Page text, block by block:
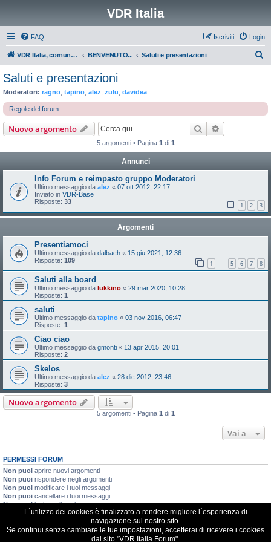
VDR Italia
FAQ Login
Iscriviti
VDR Italia, comunità italiana utilizzatori VDR BENVENUTO... Saluti e presentazioni
a
Saluti e presentazioni
Moderatori: ragno tapino alez zulu davidea
Regole del forum
Nuovo argomento Cerca
5 argomenti • Pagina 1 di 1
Annunci
Info Forum e reimpasto gruppo Moderatori
Ultimo messaggio da alez « 07 ott 2012, 22:17
Inviato in VDR-Base
Risposte: 33 1 2 3
Argomenti
Presentiamoci
Ultimo messaggio da dalbach « 15 giu 2021, 12:36
Risposte: 109 1 5 6 7 8
Saluti alla board
Ultimo messaggio da lukkino « 29 mar 2020, 10:28
Risposte: 1
saluti
Ultimo messaggio da tapino « 03 nov 2016, 06:47
Risposte: 1
Ciao ciao
Ultimo messaggio da gmonti « 13 apr 2015, 20:01
Risposte: 2
Skelos
Ultimo messaggio da alez « 28 dic 2012, 23:46
Risposte: 3
Nuovo argomento
5 argomenti • Pagina 1 di 1
Vai a
PERMESSI FORUM
Non puoi aprire nuovi argomenti
Non puoi rispondere negli argomenti
Non puoi modificare i tuoi messaggi
Non puoi cancellare i tuoi messaggi
Non puoiinviare allegati
VDR Italia, comunità italiana utilizzatori VDR
L´utilizzo dei cookies è finalizzato a rendere migliore l´esperienza di
navigazione sul nostro sito.
Se continui senza cambiare le tue impostazioni, accetterai di ricevere i cookies
dal sito "VDR Italia Forum".